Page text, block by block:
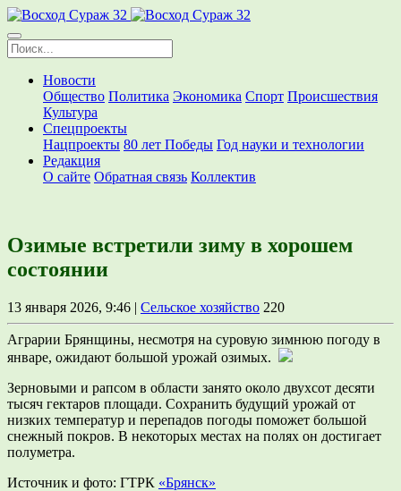
Новости
Общество Политика Экономика Спорт Происшествия
Культура
Спецпроекты
Нацпроекты 80 лет Победы Год науки и технологии
Редакция
О сайте Обратная связь Коллектив
Озимые встретили зиму в хорошем
состоянии
13 января 2026, 9:46 | Сельское хозяйство 220
Аграрии Брянщины, несмотря на суровую зимнюю погоду в
январе, ожидают большой урожай озимых.
Зерновыми и рапсом в области занято около двухсот десяти
тысяч гектаров площади. Сохранить будущий урожай от
низких температур и перепадов погоды поможет большой
снежный покров. В некоторых местах на полях он достигает
полуметра.
Источник и фото: ГТРК «Брянск»